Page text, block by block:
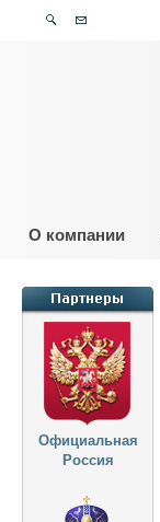
О компании
Официальная
Россия